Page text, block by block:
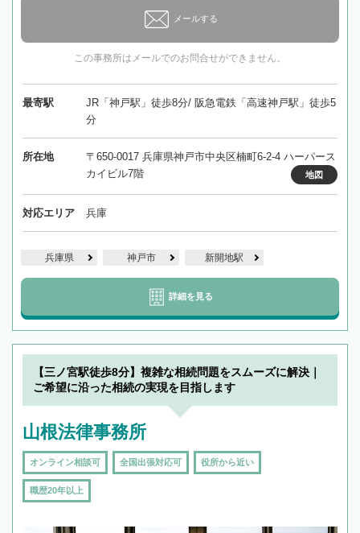
メールする
この事務所はメールでのお問合せができません。
最寄駅
JR「神戸駅」徒歩8分/ 阪急電鉄「高速神戸駅」徒歩5
分
所在地
〒650-0017 兵庫県神戸市中央区楠町6-2-4 ハーパース
カイビル7階
地図
対応エリア 兵庫
兵庫県 神戸市 新開地駅
詳細を見る
【三ノ宮駅徒歩8分】複雑な相続問題をスムーズに解決｜
ご希望に沿った相続の実現を目指します
山根法律事務所
オンライン相談可 全国出張対応可 役所から近い
職歴20年以上